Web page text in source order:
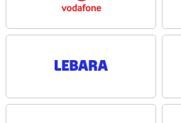
De Motorola Edge 70 Fusion 12GB
soepel tussen apps. Dankzij Android
blijft je Motorola Edge 70 Fusion 12GB
Met de 50MP hoofdcamera met